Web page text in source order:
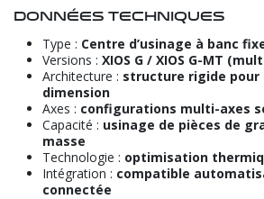
Données techniques
Type : Centre d’usinage à banc
Versions : XIOS G / XIOS G-MT
Architecture : structure rigide pour
dimension
Axes : configurations multi-axes
Capacité : usinage de pièces de
masse
Technologie : optimisation
Intégration : compatible
connectée